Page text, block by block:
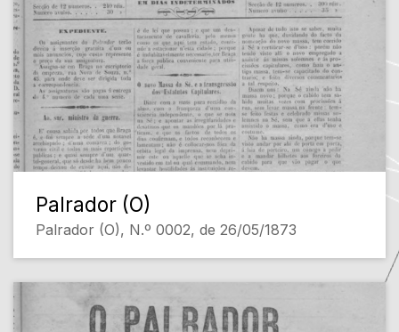
Palrador (O)
Palrador (O), N.º 0002, de 26/05/1873